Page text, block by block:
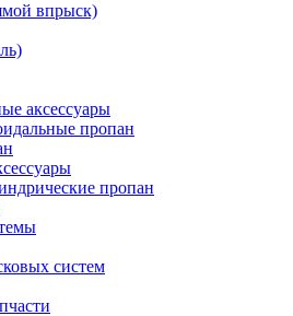
впрыск)
аксессуары
пропан
пропан
систем